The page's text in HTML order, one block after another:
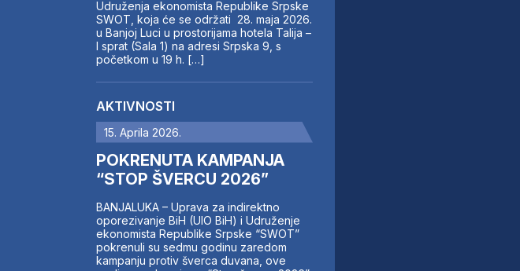
Udruženja ekonomista Republike Srpske
SWOT, koja će se održati 28. maja 2026.
u Banjoj Luci u prostorijama hotela Talija –
I sprat (Sala 1) na adresi Srpska 9, s
početkom u 19 h. […]
AKTIVNOSTI
15. Aprila 2026.
POKRENUTA KAMPANJA
“STOP ŠVERCU 2026”
BANJALUKA – Uprava za indirektno
oporezivanje BiH (UIO BiH) i Udruženje
ekonomista Republike Srpske “SWOT”
pokrenuli su sedmu godinu zaredom
kampanju protiv šverca duvana, ove